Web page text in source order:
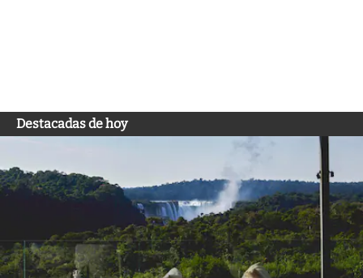
Destacadas de hoy